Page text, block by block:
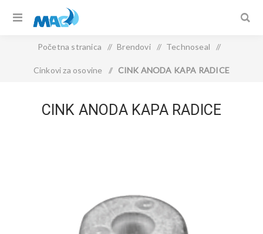
Početna stranica / Brendovi / Technoseal /
Cinkovi za osovine / CINK ANODA KAPA RADICE
CINK ANODA KAPA RADICE